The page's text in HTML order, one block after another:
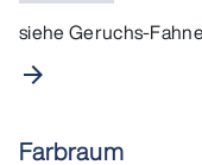
siehe Geruchs-
arrow_forward
Farbraum